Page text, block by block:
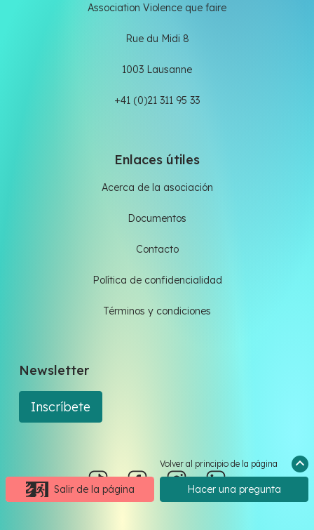
Salir de la página Hacer una pregunta
Volver al principio de la página
Association Violence que faire
Rue du Midi 8
1003 Lausanne
+41 (0)21 311 95 33
Enlaces útiles
Acerca de la asociación
Documentos
Contacto
Política de confidencialidad
Términos y condiciones
Newsletter
Inscríbete